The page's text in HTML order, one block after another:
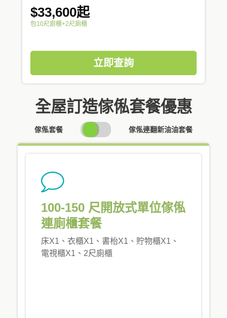
$33,600起
包10尺廚櫃+2尺廁櫃
立即查詢
全屋訂造傢俬套餐優惠
傢俬套餐
SWITCH
PRICING
傢俬連翻新油油套餐
100-150 尺開放式單位傢俬
連廁櫃套餐
床X1、衣櫃X1、書枱X1、貯物櫃X1、
電視櫃X1、2尺廁櫃